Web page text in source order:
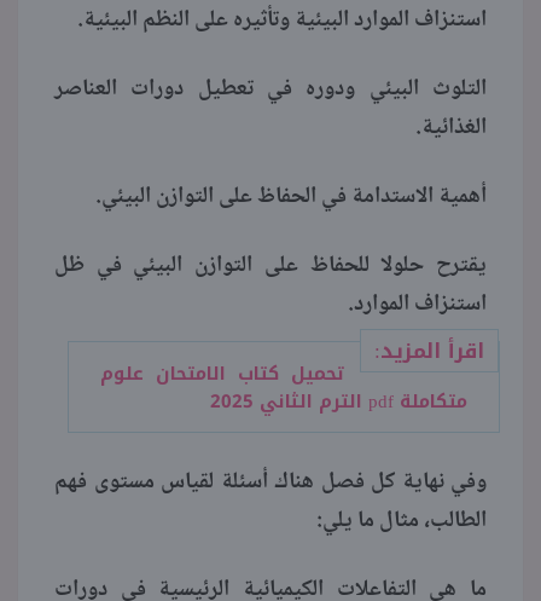
استنزاف الموارد البيئية وتأثيره على النظم البيئية.
التلوث البيئي ودوره في تعطيل دورات العناصر
الغذائية.
أهمية الاستدامة في الحفاظ على التوازن البيئي.
يقترح حلولا للحفاظ على التوازن البيئي في ظل
استنزاف الموارد.
اقرأ المزيد:
تحميل كتاب الامتحان علوم
متكاملة pdf الترم الثاني 2025
وفي نهاية كل فصل هناك أسئلة لقياس مستوى فهم
الطالب، مثال ما يلي:
ما هي التفاعلات الكيميائية الرئيسية في دورات